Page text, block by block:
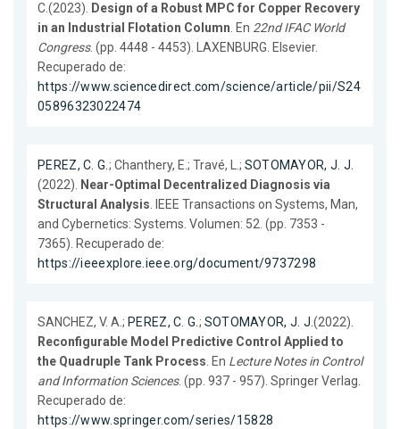
C.(2023). Design of a Robust MPC for Copper Recovery
in an Industrial Flotation Column. En 22nd IFAC World
Congress. (pp. 4448 - 4453). LAXENBURG. Elsevier.
Recuperado de:
https://www.sciencedirect.com/science/article/pii/S24
05896323022474
PEREZ, C. G.; Chanthery, E.; Travé, L.; SOTOMAYOR, J. J.
(2022). Near-Optimal Decentralized Diagnosis via
Structural Analysis. IEEE Transactions on Systems, Man,
and Cybernetics: Systems. Volumen: 52. (pp. 7353 -
7365). Recuperado de:
https://ieeexplore.ieee.org/document/9737298
SANCHEZ, V. A.; PEREZ, C. G.; SOTOMAYOR, J. J.(2022).
Reconfigurable Model Predictive Control Applied to
the Quadruple Tank Process. En Lecture Notes in Control
and Information Sciences. (pp. 937 - 957). Springer Verlag.
Recuperado de:
https://www.springer.com/series/15828